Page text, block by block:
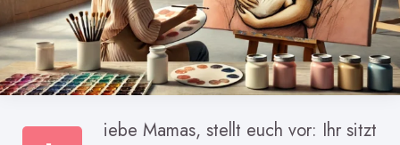
iebe Mamas, stellt euch vor: Ihr sitzt